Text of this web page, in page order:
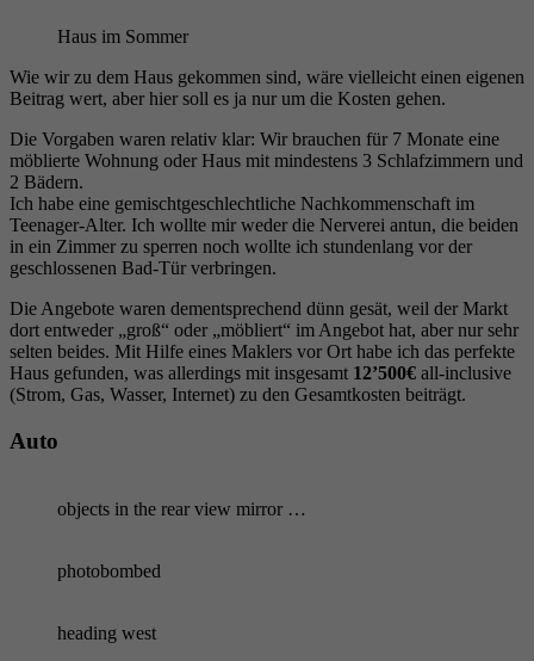
Haus im Sommer
Wie wir zu dem Haus gekommen sind, wäre vielleicht einen eigenen
Beitrag wert, aber hier soll es ja nur um die Kosten gehen.
Die Vorgaben waren relativ klar: Wir brauchen für 7 Monate eine
möblierte Wohnung oder Haus mit mindestens 3 Schlafzimmern und
2 Bädern.
Ich habe eine gemischtgeschlechtliche Nachkommenschaft im
Teenager-Alter. Ich wollte mir weder die Nerverei antun, die beiden
in ein Zimmer zu sperren noch wollte ich stundenlang vor der
geschlossenen Bad-Tür verbringen.
Die Angebote waren dementsprechend dünn gesät, weil der Markt
dort entweder „groß“ oder „möbliert“ im Angebot hat, aber nur sehr
selten beides. Mit Hilfe eines Maklers vor Ort habe ich das perfekte
Haus gefunden, was allerdings mit insgesamt 12’500€ all-inclusive
(Strom, Gas, Wasser, Internet) zu den Gesamtkosten beiträgt.
Auto
objects in the rear view mirror …
photobombed
heading west